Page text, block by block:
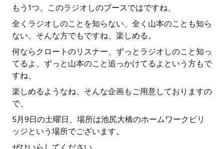
もう1つ、このラジオしのブースではですね、
全くラジオしのことを知らない、全く山本のことも知ら
ない、そんな方でもですね、楽しめる。
何ならクロートのリスナー、ずっとラジオしのこと知っ
てるよ、ずっと山本のこと追っかけてるよという方もで
すね、
楽しめるようなね、そんな企画もご用意しておりますの
で、
5月9日の土曜日、場所は池尻大橋のホームワークビリ
ッジという場所でございます。